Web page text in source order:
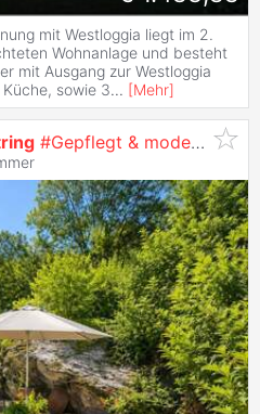
mit Westloggia liegt im 2.
Wohnanlage und besteht
mit Ausgang zur Westloggia
sowie 3... [Mehr]
#Gepflegt & modernisiert